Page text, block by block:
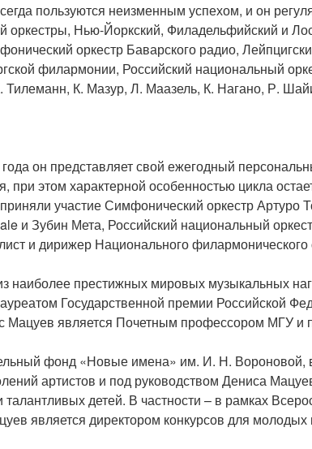
пользуются неизменным успехом, и он
оркестры, Нью-Йоркский, Филадельфийский и
оркестр Баварского радио,
филармонии, Российский национальный
К. Мазур, Л. Маазель, К. Нагано, Р.
он представляет свой ежегодный
этом характерной особенностью цикла
участие Симфонический оркестр
и Зубин Мета, Российский национальный
и дирижер Национального филармонического
наиболее престижных мировых музыкальных
Государственной премии Российской
Мацуев является Почетным профессором МГУ
фонд «Новые имена» им. И. Н.
артистов и под руководством Дениса
детей. В частности – в рамках
является директором конкурсов для